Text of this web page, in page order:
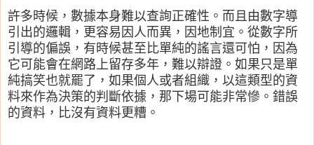
許多時候，數據本身難以查詢正確性。而且由數字導
引出的邏輯，更容易因人而異，因地制宜。從數字所
引導的偏誤，有時候甚至比單純的謠言還可怕，因為
它可能會在網路上留存多年，難以辯證。如果只是單
純搞笑也就罷了，如果個人或者組織，以這類型的資
料來作為決策的判斷依據，那下場可能非常慘。錯誤
的資料，比沒有資料更糟。